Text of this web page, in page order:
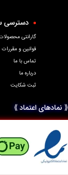
دسترسی
گارانتی
قوانین و مقررات
تماس با ما
درباره ما
ثبت شکایت
⟪ نمادهای اعتماد ⟫